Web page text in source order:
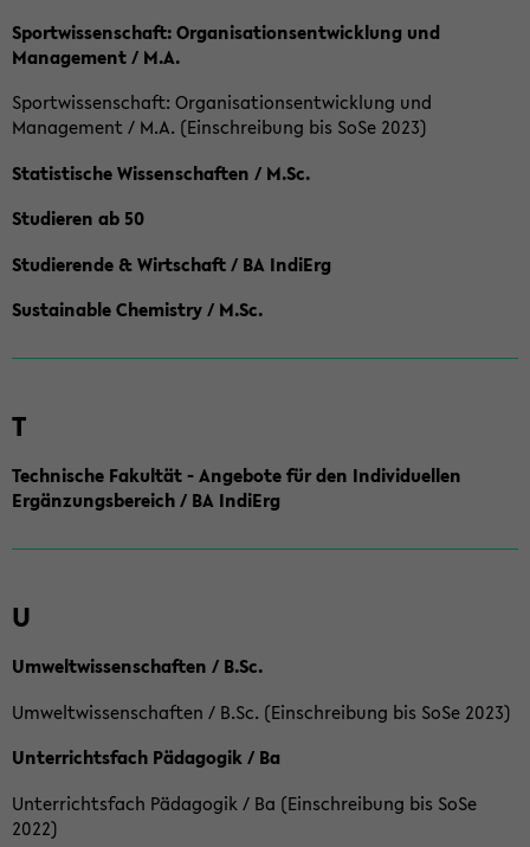
Sportwissenschaft: Organisationsentwicklung und
Management / M.A.
Sportwissenschaft: Organisationsentwicklung und
Management / M.A. (Einschreibung bis SoSe 2023)
Statistische Wissenschaften / M.Sc.
Studieren ab 50
Studierende & Wirtschaft / BA IndiErg
Sustainable Chemistry / M.Sc.
T
Technische Fakultät - Angebote für den Individuellen
Ergänzungsbereich / BA IndiErg
U
Umweltwissenschaften / B.Sc.
Umweltwissenschaften / B.Sc. (Einschreibung bis SoSe 2023)
Unterrichtsfach Pädagogik / Ba
Unterrichtsfach Pädagogik / Ba (Einschreibung bis SoSe
2022)